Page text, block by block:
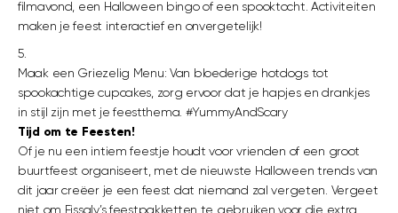
filmavond, een Halloween bingo of een spooktocht. Activiteiten
maken je feest interactief en onvergetelijk!
Maak een Griezelig Menu: Van bloederige hotdogs tot
spookachtige cupcakes, zorg ervoor dat je hapjes en drankjes
in stijl zijn met je feestthema. #YummyAndScary
Tijd om te Feesten!
Of je nu een intiem feestje houdt voor vrienden of een groot
buurtfeest organiseert, met de nieuwste Halloween trends van
dit jaar creëer je een feest dat niemand zal vergeten. Vergeet
niet om Fissaly’s feestpakketten te gebruiken voor die extra